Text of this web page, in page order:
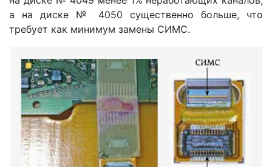
а на диске № 4050 существенно больше, что
требует как минимум замены СИМС.